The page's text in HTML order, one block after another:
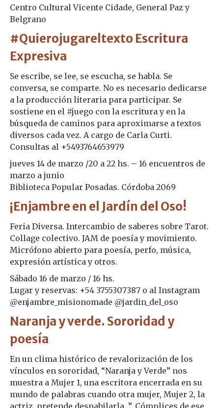
Centro Cultural Vicente Cidade, General Paz y
Belgrano
#Quierojugareltexto Escritura
Expresiva
Se escribe, se lee, se escucha, se habla. Se
conversa, se comparte. No es necesario dedicarse
a la producción literaria para participar. Se
sostiene en el #juego con la escritura y en la
búsqueda de caminos para aproximarse a textos
diversos cada vez. A cargo de Carla Curti.
Consultas al +5493764653979
jueves 14 de marzo /20 a 22 hs. – 16 encuentros de
marzo a junio
Biblioteca Popular Posadas. Córdoba 2069
¡Enjambre en el Jardín del Oso!
Feria Diversa. Intercambio de saberes sobre Tarot.
Collage colectivo. JAM de poesía y movimiento.
Micrófono abierto para poesía, perfo, música,
expresión artística y otros.
Sábado 16 de marzo / 16 hs.
Lugar y reservas: +54 3755307387 o al Instagram
@enjambre_misionomade @jardin_del_oso
Naranja y verde. Sororidad y
poesía
En un clima histórico de revalorización de los
vínculos en sororidad, “Naranja y Verde” nos
muestra a Mujer 1, una escritora encerrada en su
mundo de palabras cuando otra mujer, Mujer 2, la
actriz, pretende despabilarla…”. Cómplices de ese